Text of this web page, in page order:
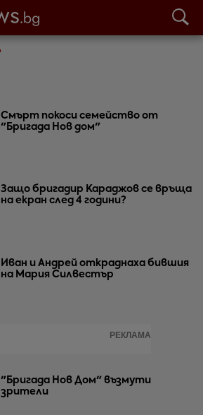
Смърт покоси семейство от
"Бригада Нов дом"
Защо бригадир Караджов се връща
на екран след 4 години?
Иван и Андрей откраднаха бившия
на Мария Силвестър
"Бригада Нов Дом" възмути
зрители
РЕКЛАМА